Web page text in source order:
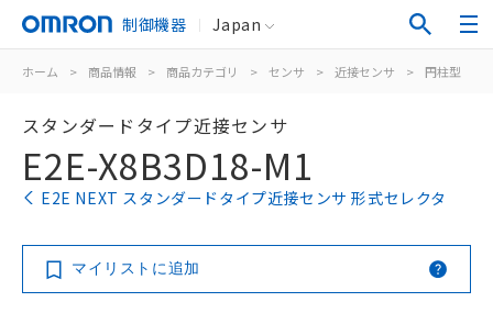
制御機器 Japan
ホーム > 商品情報 > 商品カテゴリ > センサ > 近接センサ > 円柱型
スタンダードタイプ近接センサ
E2E-X8B3D18-M1
E2E NEXT スタンダードタイプ近接センサ 形式セレクタ
マイリストに追加